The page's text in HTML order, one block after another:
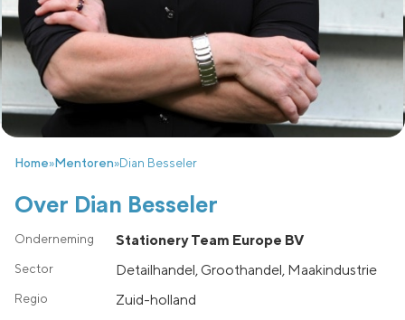
Home»Mentoren»Dian Besseler
Over Dian Besseler
Stationery Team Europe BV
Detailhandel, Groothandel, Maakindustrie
zuid-holland